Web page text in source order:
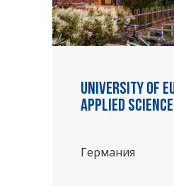
University of
Applied
Германия